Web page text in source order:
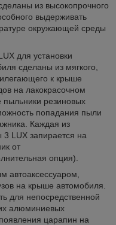
из высокопрочного
выдерживать
окружающей среды
для установки
сделаны из мягкого,
к крыше
на лакокрасочном
пыльники резиновых
попадания пыли
Каждая из
LUX запирается на
от
опция).
автоаксессуаром,
на крыше автомобиля.
для непосредственной
алюминиевых
царапин на